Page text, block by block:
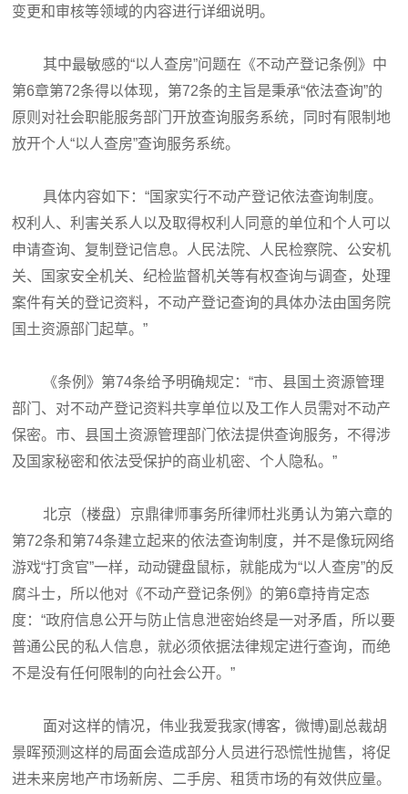
变更和审核等领域的内容进行详细说明。
其中最敏感的“以人查房”问题在《不动产登记条例》中
第6章第72条得以体现，第72条的主旨是秉承“依法查询”的
原则对社会职能服务部门开放查询服务系统，同时有限制地
放开个人“以人查房”查询服务系统。
具体内容如下：“国家实行不动产登记依法查询制度。
权利人、利害关系人以及取得权利人同意的单位和个人可以
申请查询、复制登记信息。人民法院、人民检察院、公安机
关、国家安全机关、纪检监督机关等有权查询与调查，处理
案件有关的登记资料，不动产登记查询的具体办法由国务院
国土资源部门起草。”
《条例》第74条给予明确规定：“市、县国土资源管理
部门、对不动产登记资料共享单位以及工作人员需对不动产
保密。市、县国土资源管理部门依法提供查询服务，不得涉
及国家秘密和依法受保护的商业机密、个人隐私。”
北京（楼盘）京鼎律师事务所律师杜兆勇认为第六章的
第72条和第74条建立起来的依法查询制度，并不是像玩网络
游戏“打贪官”一样，动动键盘鼠标，就能成为“以人查房”的反
腐斗士，所以他对《不动产登记条例》的第6章持肯定态
度：“政府信息公开与防止信息泄密始终是一对矛盾，所以要
普通公民的私人信息，就必须依据法律规定进行查询，而绝
不是没有任何限制的向社会公开。”
面对这样的情况，伟业我爱我家(博客，微博)副总裁胡
景晖预测这样的局面会造成部分人员进行恐慌性抛售，将促
进未来房地产市场新房、二手房、租赁市场的有效供应量。